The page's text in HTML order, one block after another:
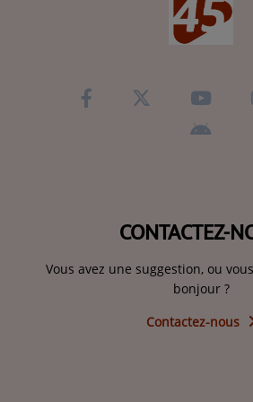
CONTACTEZ-
Vous avez une suggestion, ou
bonjour ?
Contactez-nous